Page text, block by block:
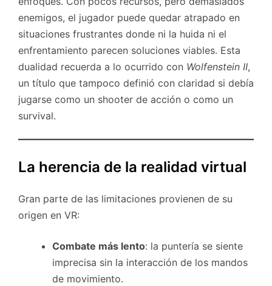
enemigos, el jugador puede quedar atrapado en
situaciones frustrantes donde ni la huida ni el
enfrentamiento parecen soluciones viables. Esta
dualidad recuerda a lo ocurrido con Wolfenstein II,
un título que tampoco definió con claridad si debía
jugarse como un shooter de acción o como un
survival.
La herencia de la realidad virtual
Gran parte de las limitaciones provienen de su
origen en VR:
Combate más lento: la puntería se siente
imprecisa sin la interacción de los mandos
de movimiento.